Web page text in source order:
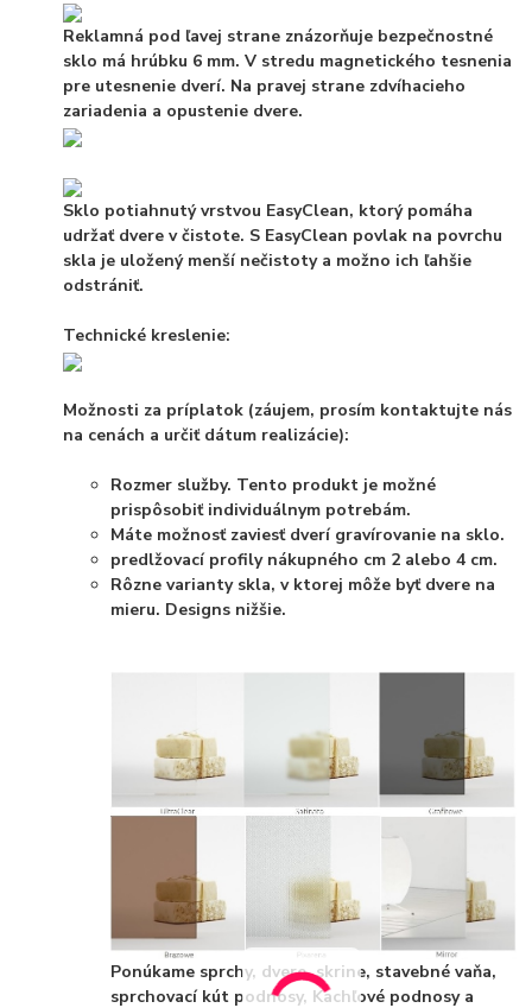
Reklamná pod ľavej strane znázorňuje bezpečnostné
sklo má hrúbku 6 mm. V stredu magnetického tesnenia
pre utesnenie dverí. Na pravej strane zdvíhacieho
zariadenia a opustenie dvere.
Sklo potiahnutý vrstvou EasyClean, ktorý pomáha
udržať dvere v čistote. S EasyClean povlak na povrchu
skla je uložený menší nečistoty a možno ich ľahšie
odstrániť.
Technické kreslenie:
Možnosti za príplatok (záujem, prosím kontaktujte nás
na cenách a určiť dátum realizácie):
Rozmer služby. Tento produkt je možné
prispôsobiť individuálnym potrebám.
Máte možnosť zaviesť dverí gravírovanie na sklo.
predlžovací profily nákupného cm 2 alebo 4 cm.
Rôzne varianty skla, v ktorej môže byť dvere na
mieru. Designs nižšie.
Ponúkame sprchy, dvere, skrine, stavebné vaňa,
sprchovací kút podnosy, Kachľové podnosy a